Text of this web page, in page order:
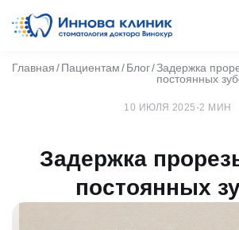
Главная Пациентам Блог Задержка
постоянных
10 ИЮЛЯ 2025 ·2 МИН
Задержка
постоянных